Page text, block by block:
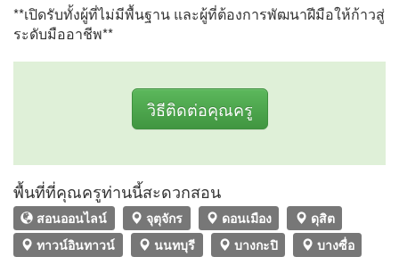
**เปิดรับทั้งผู้ที่ไม่มีพื้นฐาน และผู้ที่ต้องการพัฒนาฝีมือให้ก้าวสู่
ระดับมืออาชีพ**
วิธีติดต่อคุณครู
พื้นที่ที่คุณครูท่านนี้สะดวกสอน
สอนออนไลน์ จุตุจักร ดอนเมือง
ดุสิต
ทาวน์อินทาวน์
นนทบุรี บางกะปิ
บางซื่อ